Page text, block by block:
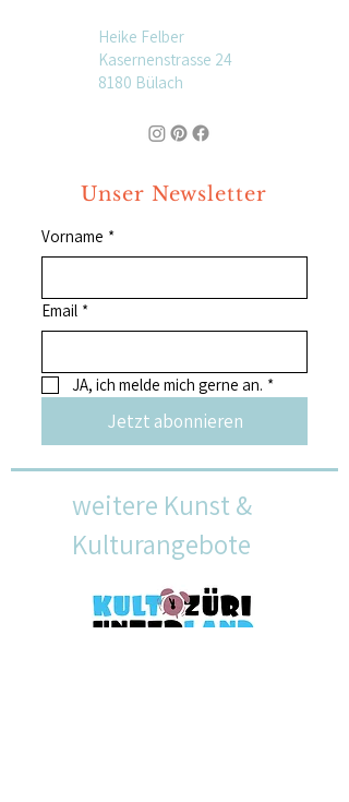
Heike Felber
Kasernenstrasse 24
8180 Bülach
Unser Newsletter
Vorname *
Email *
JA, ich melde mich gerne an. *
Jetzt abonnieren
weitere Kunst &
Kulturangebote